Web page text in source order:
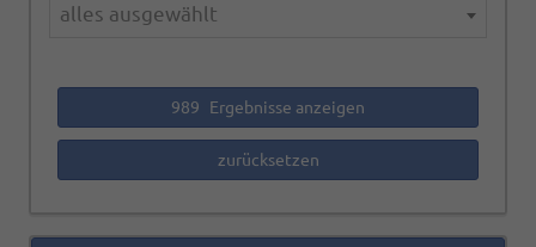
alles ausgewählt
989 Ergebnisse anzeigen
zurücksetzen